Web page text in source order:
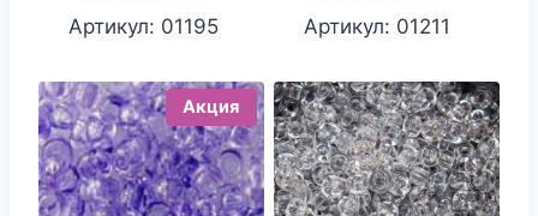
Артикул: 01195 Артикул: 01211
Акция